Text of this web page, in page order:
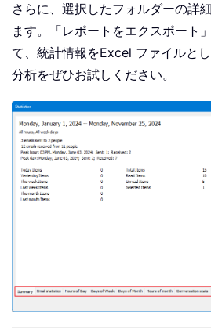
さらに、選択したフォルダーの詳
ます。「レポートをエクスポート
て、統計情報をExcel ファイルと
分析をぜひお試しください。